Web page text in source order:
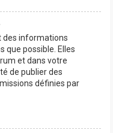
des informations
que possible. Elles
et dans votre
de publier des
définies par